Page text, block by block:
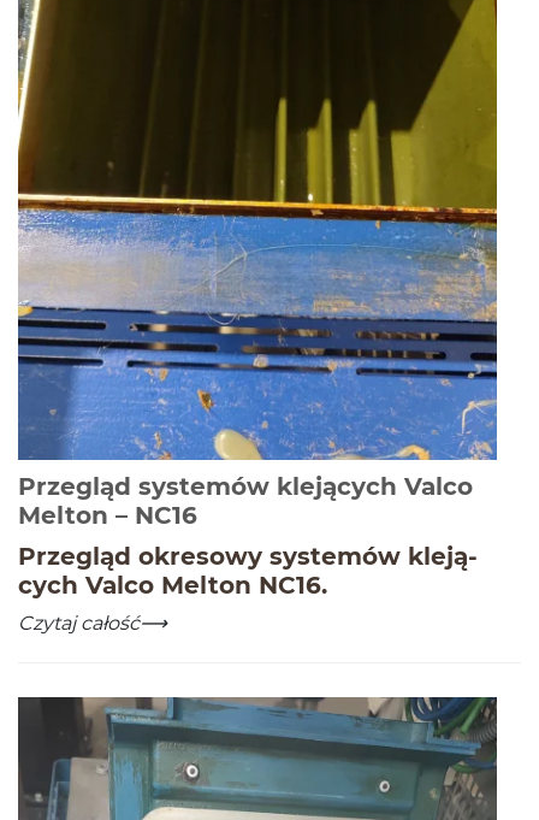
Przegląd systemów klejących Valco
Melton – NC16-Czytaj całość
Przegląd okre­sowy sys­temów kle­ją­
cych Valco Melton NC16.
Przegląd systemów klejących Valco Melton – NC16
-Czytaj całość